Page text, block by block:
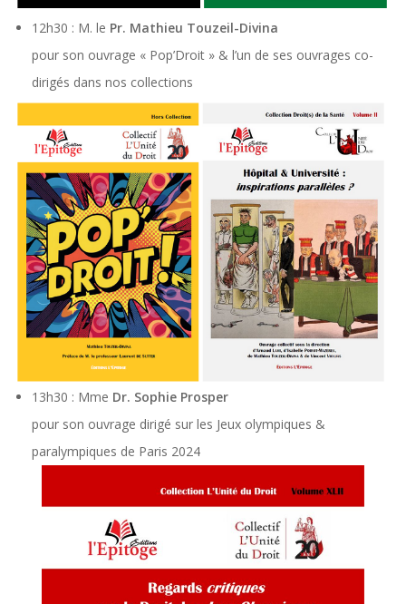
12h30 : M. le Pr. Mathieu Touzeil-Divina
pour son ouvrage « Pop’Droit » & l’un de ses ouvrages co-
dirigés dans nos collections
13h30 : Mme Dr. Sophie Prosper
pour son ouvrage dirigé sur les Jeux olympiques &
paralympiques de Paris 2024